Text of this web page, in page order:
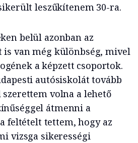
leszűkítenem 30-ra.
belül azonban az
van még különbség, mivel
a képzett csoportok.
autósiskolát tovább
volna a lehető
átmenni a
feltételt tettem, hogy az
vizsga sikerességi